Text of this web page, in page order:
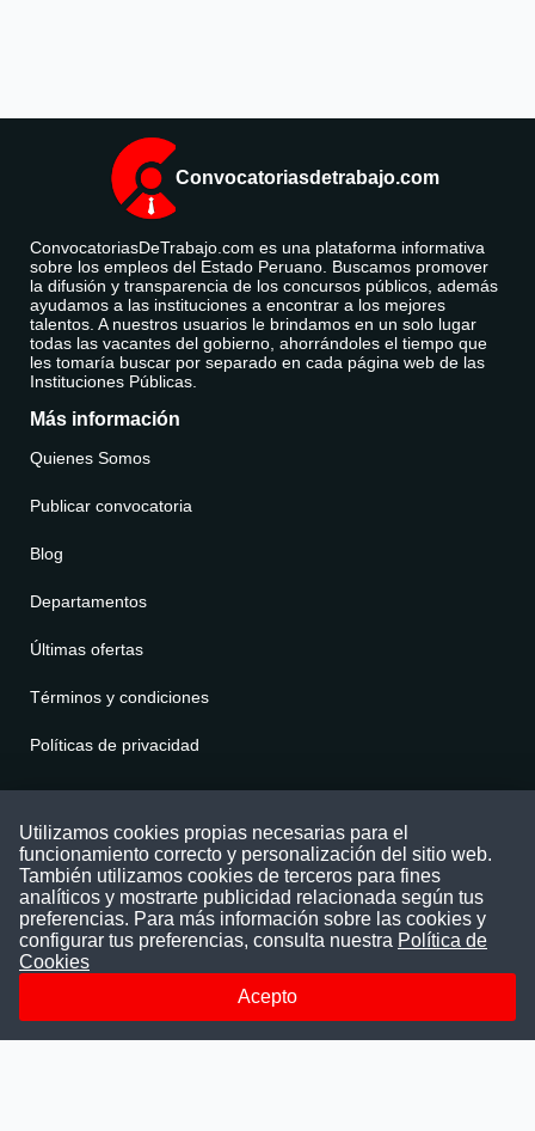
Convocatoriasdetrabajo.com
ConvocatoriasDeTrabajo.com es una plataforma informativa
sobre los empleos del Estado Peruano. Buscamos promover
la difusión y transparencia de los concursos públicos, además
ayudamos a las instituciones a encontrar a los mejores
talentos. A nuestros usuarios le brindamos en un solo lugar
todas las vacantes del gobierno, ahorrándoles el tiempo que
les tomaría buscar por separado en cada página web de las
Instituciones Públicas.
Más información
Quienes Somos
Publicar convocatoria
Blog
Departamentos
Últimas ofertas
Términos y condiciones
Políticas de privacidad
Puede comunicarse con nosotros a través
nuestras redes sociales o del correo:
contacto@convocatoriasdetrabajo.com
Siguenos en:
Utilizamos cookies propias necesarias para el
funcionamiento correcto y personalización del sitio web.
También utilizamos cookies de terceros para fines
analíticos y mostrarte publicidad relacionada según tus
preferencias. Para más información sobre las cookies y
configurar tus preferencias, consulta nuestra Política de
Cookies
Acepto